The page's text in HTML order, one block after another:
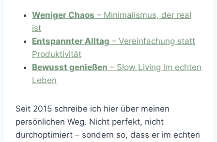
Weniger Chaos – Minimalismus, der real
ist
Entspannter Alltag – Vereinfachung statt
Produktivität
Bewusst genießen – Slow Living im echten
Leben
Seit 2015 schreibe ich hier über meinen
persönlichen Weg. Nicht perfekt, nicht
durchoptimiert – sondern so, dass er im echten